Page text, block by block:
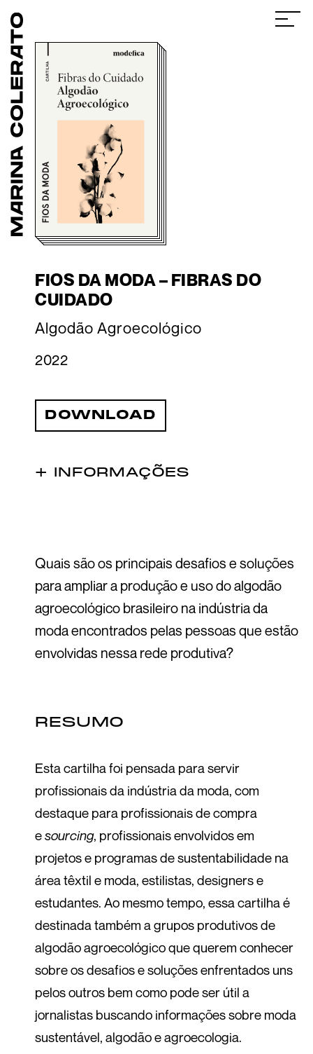
FIOS DA MODA – FIBRAS DO
CUIDADO
Algodão Agroecológico
2022
DOWNLOAD
+ INFORMAÇÕES
Quais são os principais desafios e soluções
para ampliar a produção e uso do algodão
agroecológico brasileiro na indústria da
moda encontrados pelas pessoas que estão
envolvidas nessa rede produtiva?
RESUMO
Esta cartilha foi pensada para servir
profissionais da indústria da moda, com
destaque para profissionais de compra
esourcing, profissionais envolvidos em
projetos e programas de sustentabilidade na
área têxtil e moda, estilistas, designers e
estudantes. Ao mesmo tempo, essa cartilha é
destinada também a grupos produtivos de
algodão agroecológico que querem conhecer
sobre os desafios e soluções enfrentados uns
pelos outros bem como pode ser útil a
jornalistas buscando informações sobre moda
sustentável, algodão e agroecologia.